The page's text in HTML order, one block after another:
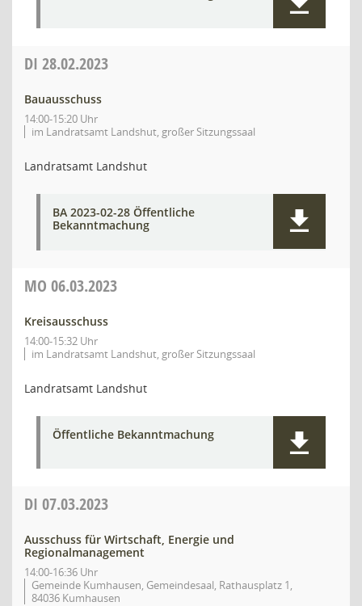
DI 28.02.2023
Bauausschuss
14:00-15:20 Uhr
im Landratsamt Landshut, großer Sitzungssaal
Landratsamt Landshut
BA 2023-02-28 Öffentliche
Bekanntmachung
MO 06.03.2023
Kreisausschuss
14:00-15:32 Uhr
im Landratsamt Landshut, großer Sitzungssaal
Landratsamt Landshut
Öffentliche Bekanntmachung
DI 07.03.2023
Ausschuss für Wirtschaft, Energie und
Regionalmanagement
14:00-16:36 Uhr
Gemeinde Kumhausen, Gemeindesaal, Rathausplatz 1,
84036 Kumhausen